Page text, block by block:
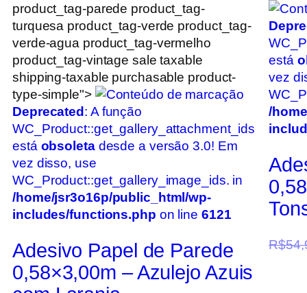
product_tag-parede product_tag-
turquesa product_tag-verde product_tag-
verde-agua product_tag-vermelho
product_tag-vintage sale taxable
shipping-taxable purchasable product-
type-simple">
Deprecated : A função
WC_Product::get_gallery_attachment_ids
está obsoletadesde a versão 3.0! Em
vez disso, use
WC_Product::get_gallery_image_ids. in
/home/jsr3o16p/public_html/wp-
includes/functions.php on line 6121
Adesivo Papel de Parede
0,58×3,00m – Azulejo Azuis
está
vez
/
R$